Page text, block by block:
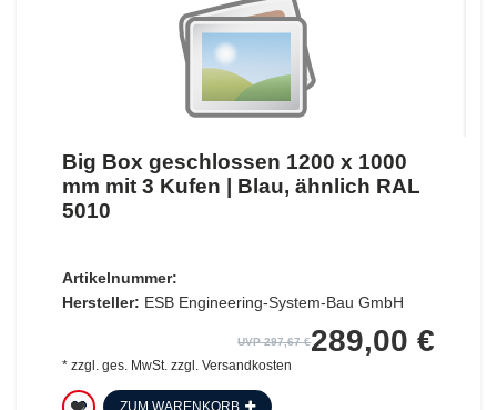
Big Box geschlossen 1200 x 1000
mm mit 3 Kufen | Blau, ähnlich RAL
5010
Artikelnummer:
Hersteller: ESB Engineering-System-Bau GmbH
UVP 297,67 €289,00 €
* zzgl. ges. MwSt.zzgl. Versandkosten
ZUM WARENKORB